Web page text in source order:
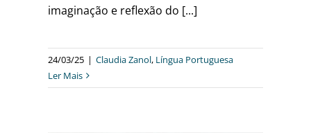
imaginação e reflexão do [...]
24/03/25 | Claudia Zanol, Língua Portuguesa
Ler Mais